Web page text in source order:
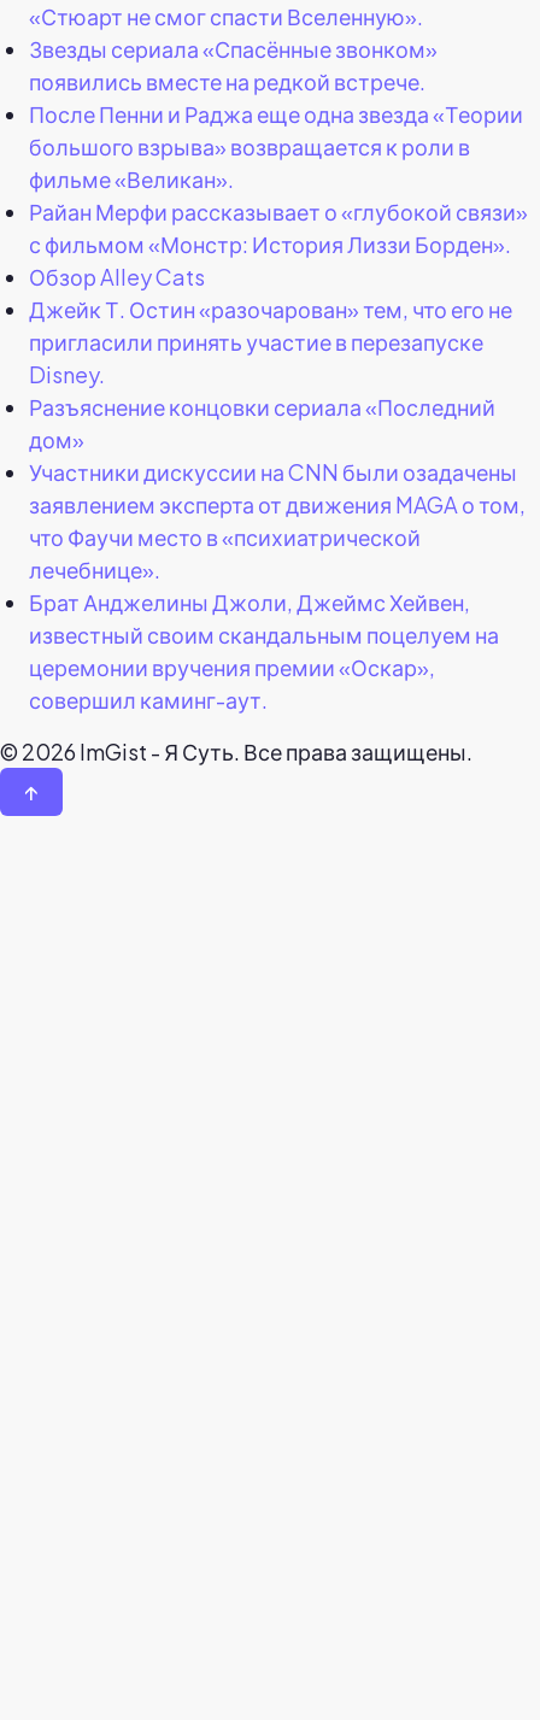
«Стюарт не смог спасти Вселенную».
Звезды сериала «Спасённые звонком»
появились вместе на редкой встрече.
После Пенни и Раджа еще одна звезда «Теории
большого взрыва» возвращается к роли в
фильме «Великан».
Райан Мерфи рассказывает о «глубокой связи»
с фильмом «Монстр: История Лиззи Борден».
Обзор Alley Cats
Джейк Т. Остин «разочарован» тем, что его не
пригласили принять участие в перезапуске
Disney.
Разъяснение концовки сериала «Последний
дом»
Участники дискуссии на CNN были озадачены
заявлением эксперта от движения MAGA о том,
что Фаучи место в «психиатрической
лечебнице».
Брат Анджелины Джоли, Джеймс Хейвен,
известный своим скандальным поцелуем на
церемонии вручения премии «Оскар»,
совершил каминг-аут.
© 2026 ImGist - Я Суть. Все права защищены.
↑